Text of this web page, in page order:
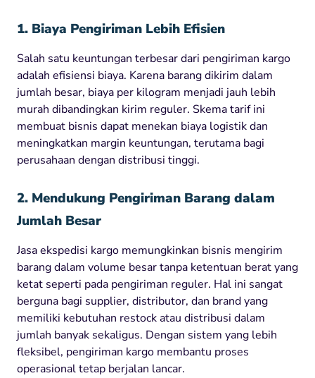
1. Biaya Pengiriman Lebih Efisien
Salah satu keuntungan terbesar dari pengiriman kargo
adalah efisiensi biaya. Karena barang dikirim dalam
jumlah besar, biaya per kilogram menjadi jauh lebih
murah dibandingkan kirim reguler. Skema tarif ini
membuat bisnis dapat menekan biaya logistik dan
meningkatkan margin keuntungan, terutama bagi
perusahaan dengan distribusi tinggi.
2. Mendukung Pengiriman Barang dalam
Jumlah Besar
Jasa ekspedisi kargo memungkinkan bisnis mengirim
barang dalam volume besar tanpa ketentuan berat yang
ketat seperti pada pengiriman reguler. Hal ini sangat
berguna bagi supplier, distributor, dan brand yang
memiliki kebutuhan restock atau distribusi dalam
jumlah banyak sekaligus. Dengan sistem yang lebih
fleksibel, pengiriman kargo membantu proses
operasional tetap berjalan lancar.